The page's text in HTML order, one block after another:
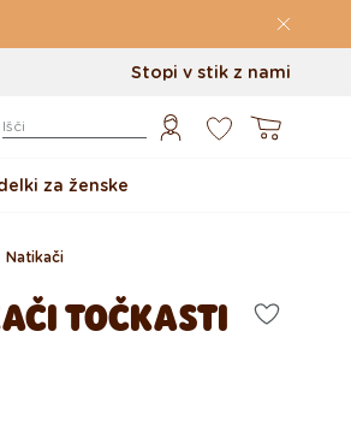
Stopi v stik z nami
Išči Košarica
za ženske
Natikači
TOČKASTI